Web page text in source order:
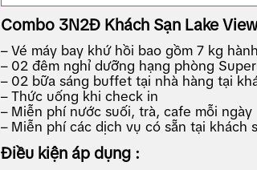
Combo 3N2Đ Khách Sạn Lake
– Vé máy bay khứ hồi bao gồm 7 kg
– 02 đêm nghỉ dưỡng hạng phòng
– 02 bữa sáng buffet tại nhà hàng tại
– Thức uống khi check in
– Miễn phí nước suối, trà, cafe mỗi ngày
– Miễn phí các dịch vụ có sẵn tại khách
Điều kiện áp dụng :